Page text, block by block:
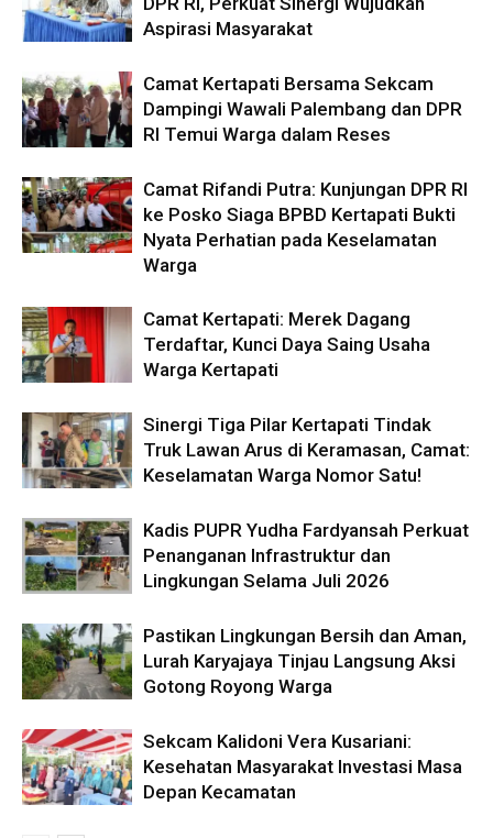
Aspirasi Masyarakat
Camat Kertapati Bersama Sekcam
Dampingi Wawali Palembang dan DPR
RI Temui Warga dalam Reses
Camat Rifandi Putra: Kunjungan DPR RI
ke Posko Siaga BPBD Kertapati Bukti
Nyata Perhatian pada Keselamatan
Warga
Camat Kertapati: Merek Dagang
Terdaftar, Kunci Daya Saing Usaha
Warga Kertapati
Sinergi Tiga Pilar Kertapati Tindak
Truk Lawan Arus di Keramasan, Camat:
Keselamatan Warga Nomor Satu!
Kadis PUPR Yudha Fardyansah Perkuat
Penanganan Infrastruktur dan
Lingkungan Selama Juli 2026
Pastikan Lingkungan Bersih dan Aman,
Lurah Karyajaya Tinjau Langsung Aksi
Gotong Royong Warga
Sekcam Kalidoni Vera Kusariani:
Kesehatan Masyarakat Investasi Masa
Depan Kecamatan